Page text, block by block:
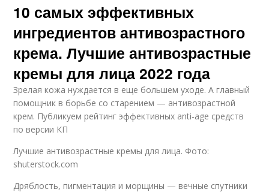
10 самых эффективных
ингредиентов антивозрастного
крема. Лучшие антивозрастные
кремы для лица 2022 года
Зрелая кожа нуждается в еще большем уходе. А главный
помощник в борьбе со старением — антивозрастной
крем. Публикуем рейтинг эффективных anti-age средств
по версии КП
Лучшие антивозрастные кремы для лица. Фото:
shuterstock.com
Дряблость, пигментация и морщины — вечные спутники